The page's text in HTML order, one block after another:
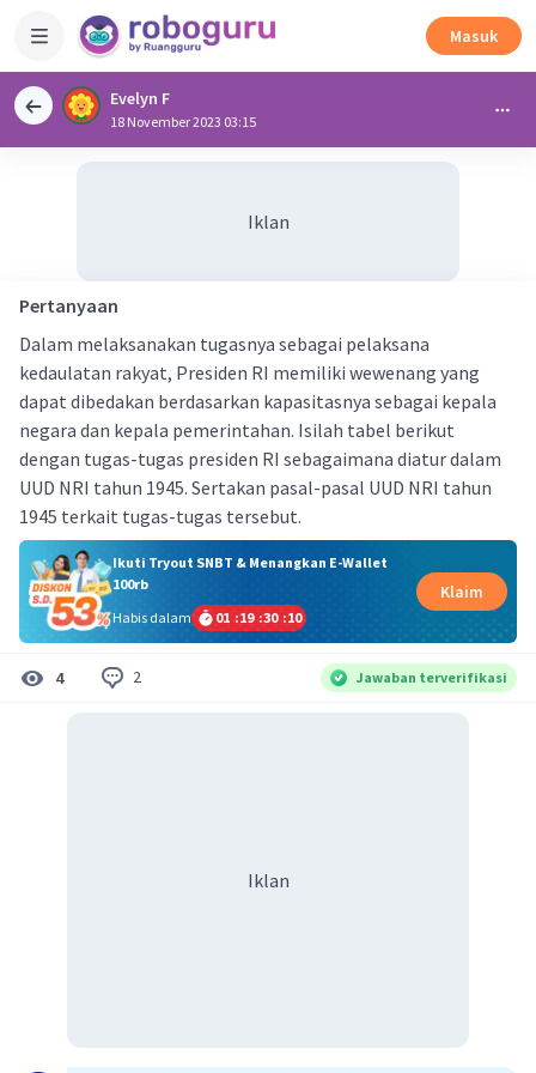
Masuk
Evelyn F
18 November 2023 03:15
Iklan
Pertanyaan
Dalam melaksanakan tugasnya sebagai pelaksana
kedaulatan rakyat, Presiden RI memiliki wewenang yang
dapat dibedakan berdasarkan kapasitasnya sebagai kepala
negara dan kepala pemerintahan. Isilah tabel berikut
dengan tugas-tugas presiden RI sebagaimana diatur dalam
UUD NRI tahun 1945. Sertakan pasal-pasal UUD NRI tahun
1945 terkait tugas-tugas tersebut.
Ikuti Tryout SNBT & Menangkan E-Wallet
100rb
Habis dalam
01 :19 :30 :10
Klaim
4 2 Jawaban terverifikasi
Iklan